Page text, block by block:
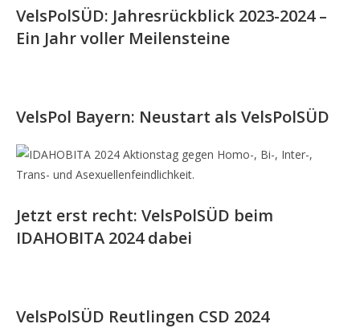
VelsPolSÜD: Jahresrückblick 2023-2024 –
Ein Jahr voller Meilensteine
VelsPol Bayern: Neustart als VelsPolSÜD
Jetzt erst recht: VelsPolSÜD beim
IDAHOBITA 2024 dabei
VelsPolSÜD Reutlingen CSD 2024